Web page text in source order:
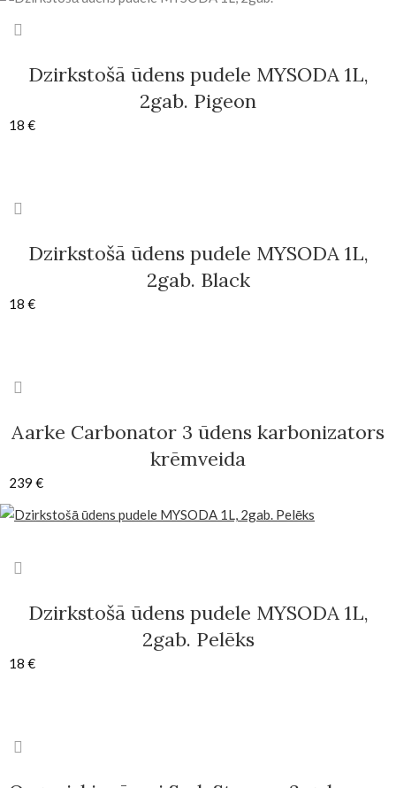
Dzirkstošā ūdens pudele MYSODA 1L,
2gab. Pigeon
18 €
Dzirkstošā ūdens pudele MYSODA 1L,
2gab. Black
18 €
Aarke Carbonator 3 ūdens karbonizators
krēmveida
239 €
Dzirkstošā ūdens pudele MYSODA 1L,
2gab. Pelēks
18 €